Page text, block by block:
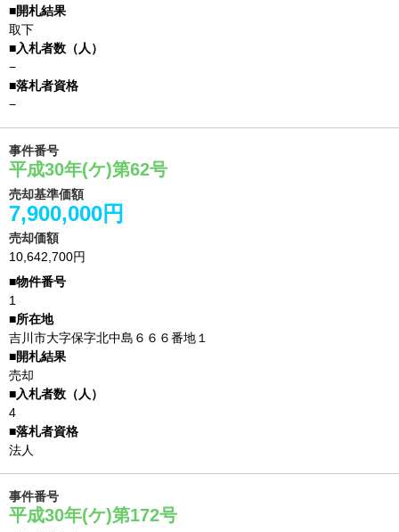
取下
−
−
事件番号
平成30年(ケ)第62号
売却基準価額
7,900,000円
売却価額
10,642,700円
1
吉川市大字保字北中島６６６番地１
売却
4
法人
事件番号
平成30年(ケ)第172号